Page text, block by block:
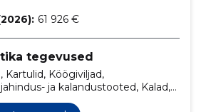
61 926 €
tegevused
Kartulid, Köögiviljad,
ja kalandustooted, Kalad,
(EN 590), Lihakonservid ja